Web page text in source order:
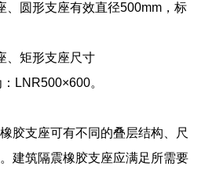
、圆形支座有效直径500mm，标
、矩形支座尺寸
LNR500×600。
胶支座可有不同的叠层结构、尺
建筑隔震橡胶支座应满足所需要